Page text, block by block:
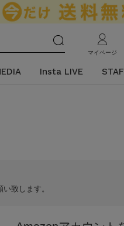
マイページ
Insta LIVE
致します。